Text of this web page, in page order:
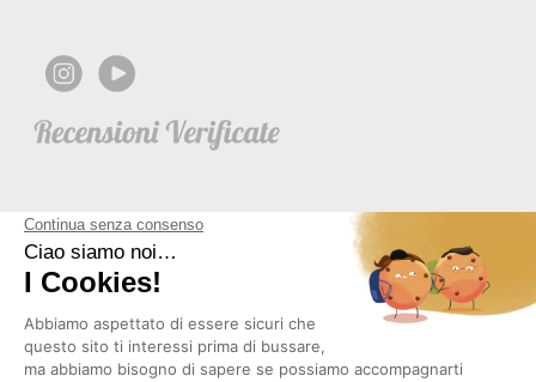
NEWSLETTER